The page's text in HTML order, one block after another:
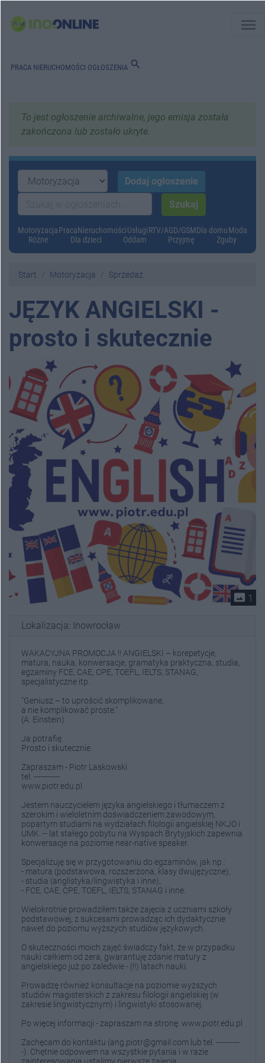
menu
PRACA NIERUCHOMOŚCI OGŁOSZENIA search
To jest ogłoszenie archiwalne, jego emisja została
zakończona lub zostało ukryte.
MotoryzacjaPracaNieruchomościUsługiRTV/AGD/GSMDla domuModa
Różne
Dla dzieci Oddam Przyjmę Zguby
Start Motoryzacja Sprzedaż
JĘZYK ANGIELSKI -
prosto i skutecznie
photo_size_select_actual 1
Lokalizacja: Inowrocław
WAKACYJNA PROMOCJA !! ANGIELSKI – korepetycje,
matura, nauka, konwersacje, gramatyka praktyczna, studia,
egzaminy FCE, CAE, CPE, TOEFL, IELTS, STANAG,
specjalistyczne itp.
"Geniusz – to uprościć skomplikowane,
a nie komplikować proste."
(A. Einstein)
Ja potrafię.
Prosto i skutecznie.
Zapraszam - Piotr Laskowski
tel. -----------
www.piotr.edu.pl
Jestem nauczycielem języka angielskiego i tłumaczem z
szerokim i wieloletnim doświadczeniem zawodowym,
popartym studiami na wydziałach filologii angielskiej NKJO i
UMK. -- lat stałego pobytu na Wyspach Brytyjskich zapewnia
konwersacje na poziomie near-native speaker.
Specjalizuję się w przygotowaniu do egzaminów, jak np.:
- matura (podstawowa, rozszerzona, klasy dwujęzyczne),
- studia (anglistyka/lingwistyka i inne),
- FCE, CAE, CPE, TOEFL, IELTS, STANAG i inne.
Wielokrotnie prowadziłem także zajęcia z uczniami szkoły
podstawowej, z sukcesami prowadząc ich dydaktycznie
nawet do poziomu wyższych studiów językowych.
O skuteczności moich zajęć świadczy fakt, że w przypadku
nauki całkiem od zera, gwarantuję zdanie matury z
angielskiego już po zaledwie - (!!) latach nauki.
Prowadzę również konsultacje na poziomie wyższych
studiów magisterskich z zakresu filologii angielskiej (w
zakresie lingwistycznym) i lingwistyki stosowanej.
Po więcej informacji - zapraszam na stronę: www.piotr.edu.pl
Zachęcam do kontaktu (ang.piotr@gmail.com lub tel. ----------
-). Chętnie odpowiem na wszystkie pytania i w razie
zainteresowania ustalimy pierwsze zajęcia.